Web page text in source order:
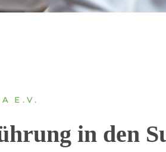
E.V.
in den